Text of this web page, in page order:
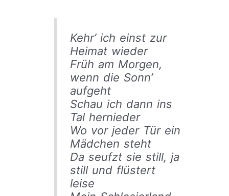
Kehr’ ich einst zur
Heimat wieder
Früh am Morgen,
wenn die Sonn’
aufgeht
Schau ich dann ins
Tal hernieder
Wo vor jeder Tür ein
Mädchen steht
Da seufzt sie still, ja
still und flüstert
leise